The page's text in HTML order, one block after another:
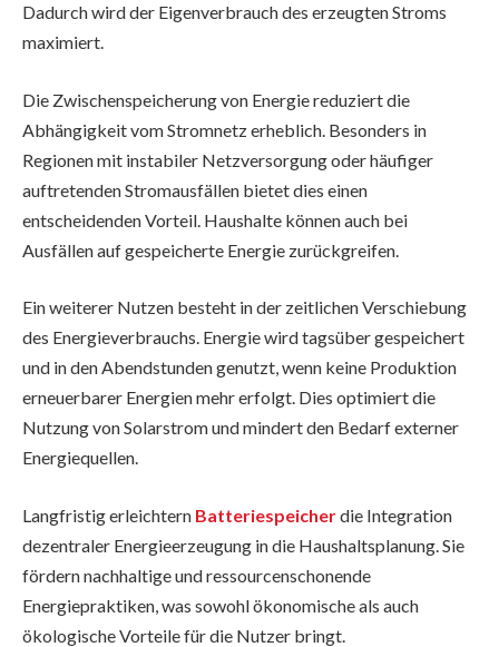
Dadurch wird der Eigenverbrauch des erzeugten Stroms
maximiert.
Die Zwischenspeicherung von Energie reduziert die
Abhängigkeit vom Stromnetz erheblich. Besonders in
Regionen mit instabiler Netzversorgung oder häufiger
auftretenden Stromausfällen bietet dies einen
entscheidenden Vorteil. Haushalte können auch bei
Ausfällen auf gespeicherte Energie zurückgreifen.
Ein weiterer Nutzen besteht in der zeitlichen Verschiebung
des Energieverbrauchs. Energie wird tagsüber gespeichert
und in den Abendstunden genutzt, wenn keine Produktion
erneuerbarer Energien mehr erfolgt. Dies optimiert die
Nutzung von Solarstrom und mindert den Bedarf externer
Energiequellen.
Langfristig erleichtern Batteriespeicherdie Integration
dezentraler Energieerzeugung in die Haushaltsplanung. Sie
fördern nachhaltige und ressourcenschonende
Energiepraktiken, was sowohl ökonomische als auch
ökologische Vorteile für die Nutzer bringt.